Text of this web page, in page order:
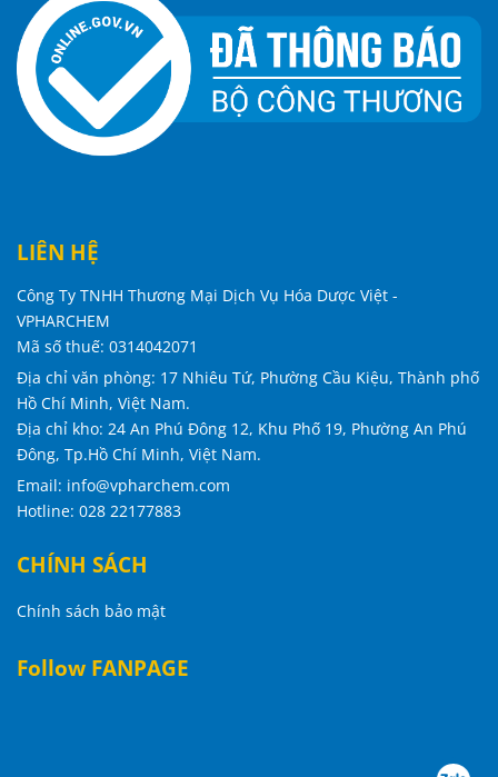
LIÊN HỆ
Công Ty TNHH Thương Mại Dịch Vụ Hóa Dược Việt -
VPHARCHEM
Mã số thuế: 0314042071
Địa chỉ văn phòng: 17 Nhiêu Tứ, Phường Cầu Kiệu, Thành phố
Hồ Chí Minh, Việt Nam.
Địa chỉ kho: 24 An Phú Đông 12, Khu Phố 19, Phường An Phú
Đông, Tp.Hồ Chí Minh, Việt Nam.
Email: info@vpharchem.com
Hotline: 028 22177883
CHÍNH SÁCH
Chính sách bảo mật
Follow FANPAGE